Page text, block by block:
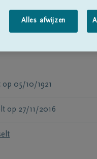
op 05/10/1921
op 27/11/2016
Alles afwijzen